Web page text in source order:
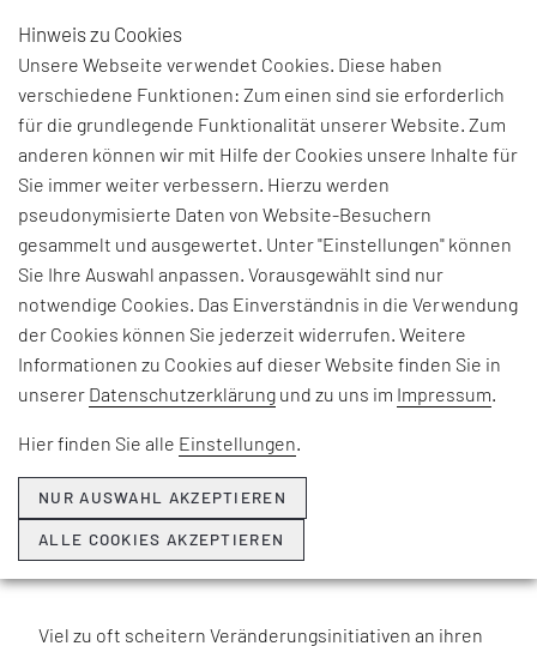
CHANGE MOBILISATION
Viel zu oft scheitern Veränderungsinitiativen an ihren
Hinweis zu Cookies
Unsere Webseite verwendet Cookies. Diese haben
verschiedene Funktionen: Zum einen sind sie erforderlich
für die grundlegende Funktionalität unserer Website. Zum
anderen können wir mit Hilfe der Cookies unsere Inhalte für
Sie immer weiter verbessern. Hierzu werden
pseudonymisierte Daten von Website-Besuchern
gesammelt und ausgewertet. Unter "Einstellungen" können
Sie Ihre Auswahl anpassen. Vorausgewählt sind nur
notwendige Cookies. Das Einverständnis in die Verwendung
der Cookies können Sie jederzeit widerrufen. Weitere
Informationen zu Cookies auf dieser Website finden Sie in
unserer Datenschutzerklärung und zu uns im Impressum.
Hier finden Sie alle Einstellungen.
NUR AUSWAHL AKZEPTIEREN
ALLE COOKIES AKZEPTIEREN